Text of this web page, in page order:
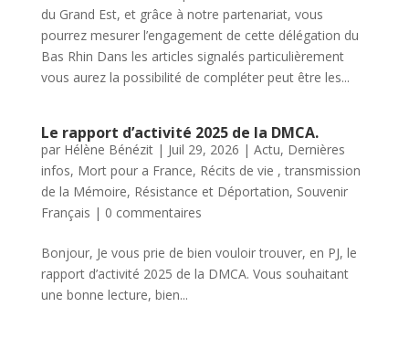
du Grand Est, et grâce à notre partenariat, vous
pourrez mesurer l’engagement de cette délégation du
Bas Rhin Dans les articles signalés particulièrement
vous aurez la possibilité de compléter peut être les...
Le rapport d’activité 2025 de la DMCA.
par Hélène Bénézit| Juil 29, 2026 | Actu, Dernières
infos, Mort pour a France, Récits de vie , transmission
de la Mémoire, Résistance et Déportation, Souvenir
Français | 0 commentaires
Bonjour, Je vous prie de bien vouloir trouver, en PJ, le
rapport d’activité 2025 de la DMCA. Vous souhaitant
une bonne lecture, bien...